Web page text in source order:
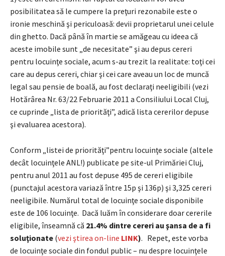
posibilitatea să le cumpere la preţuri rezonabile este o
ironie meschină şi periculoasă: devii proprietarul unei celule
din ghetto. Dacă până în martie se amăgeau cu ideea că
aceste imobile sunt „de necesitate” şi au depus cereri
pentru locuinţe sociale, acum s-au trezit la realitate: toţi cei
care au depus cereri, chiar şi cei care aveau un loc de muncă
legal sau pensie de boală, au fost declaraţi neeligibili (vezi
Hotărârea Nr. 63/22 Februarie 2011 a Consiliului Local Cluj,
ce cuprinde „lista de priorităţi”, adică lista cererilor depuse
şi evaluarea acestora).
Conform „listei de priorităţi”pentru locuinţe sociale (altele
decât locuinţele ANL!) publicate pe site-ul Primăriei Cluj,
pentru anul 2011 au fost depuse 495 de cereri eligibile
(punctajul acestora variază între 15p şi 136p) şi 3,325 cereri
neeligibile. Numărul total de locuinţe sociale disponibile
este de 106 locuinţe. Dacă luăm în considerare doar cererile
eligibile, înseamnă că 21.4% dintre cereri au şansa de a fi
soluţionate (vezi ştirea on-line LINK). Repet, este vorba
de locuinţe sociale din fondul public – nu despre locuinţele